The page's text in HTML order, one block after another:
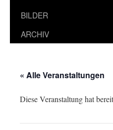
BILDER
ARCHIV
« Alle Veranstaltungen
Diese Veranstaltung hat